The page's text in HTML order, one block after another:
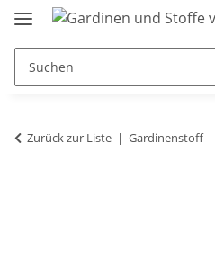
Zurück zur Liste Gardinenstoff